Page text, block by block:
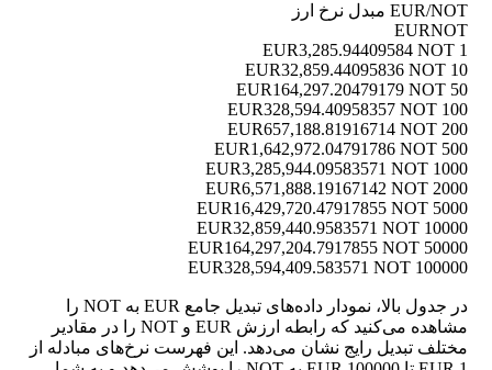
EUR/NOT مبدل نرخ ارز
EURNOT
1 EUR
3,285.94409584 NOT
10 EUR
32,859.44095836 NOT
50 EUR
164,297.20479179 NOT
100 EUR
328,594.40958357 NOT
200 EUR
657,188.81916714 NOT
500 EUR
1,642,972.04791786 NOT
1000 EUR
3,285,944.09583571 NOT
2000 EUR
6,571,888.19167142 NOT
5000 EUR
16,429,720.47917855 NOT
10000 EUR
32,859,440.9583571 NOT
50000 EUR
164,297,204.7917855 NOT
100000 EUR
328,594,409.583571 NOT
در جدول بالا، نمودار داده‌های تبدیل جامع EUR به NOT را
مشاهده می‌کنید که رابطه ارزش EUR و NOT را در مقادیر
مختلف تبدیل رایج نشان می‌دهد. این فهرست نرخ‌های مبادله از